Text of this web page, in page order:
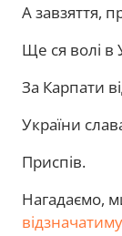
А завзяття,
Ще ся волі в
За Карпати
України
Приспів.
Нагадаємо,